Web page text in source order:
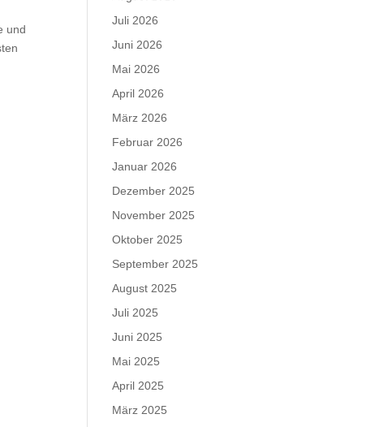
und
Juli 2026
Juni 2026
Mai 2026
April 2026
März 2026
Februar 2026
Januar 2026
Dezember 2025
November 2025
Oktober 2025
September 2025
August 2025
Juli 2025
Juni 2025
Mai 2025
April 2025
März 2025